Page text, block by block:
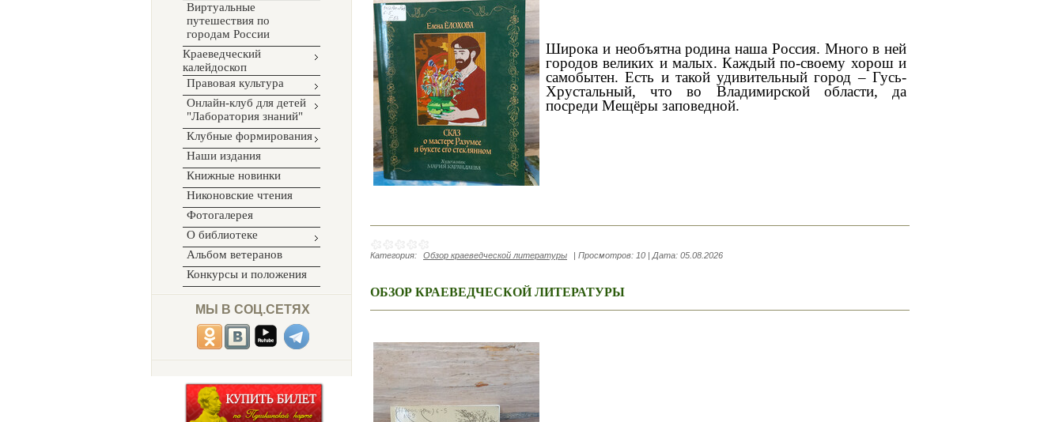
Виртуальные
путешествия по
городам России
Краеведческий
калейдоскоп
Правовая культура
Онлайн-клуб для детей
"Лаборатория знаний"
Клубные формирования
Наши издания
Книжные новинки
Никоновские чтения
Фотогалерея
О библиотеке
Альбом ветеранов
Конкурсы и положения
МЫ В СОЦ.СЕТЯХ
Широка и необъятна родина наша Россия. Много в ней
городов великих и малых. Каждый по-своему хорош и
самобытен. Есть и такой удивительный город – Гусь-
Хрустальный, что во Владимирской области, да
посреди Мещёры заповедной.
Категория: Обзор краеведческой литературы | Просмотров: 10 | Дата: 05.08.2026
ОБЗОР КРАЕВЕДЧЕСКОЙ ЛИТЕРАТУРЫ